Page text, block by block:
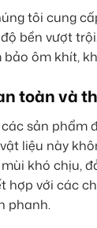
tôi cung
bền vượt
ôm khít,
toàn và
sản phẩm
liệu này
khó chịu,
hợp với các
phanh.